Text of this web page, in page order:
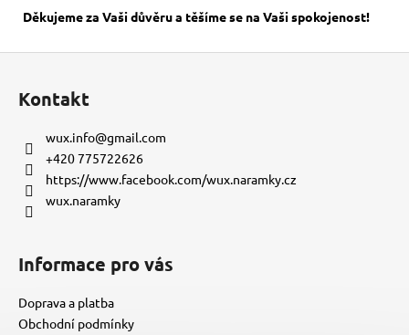
Děkujeme za Vaši důvěru a těšíme se na Vaši spokojenost!
Kontakt
wux.info@gmail.com
+420 775722626
https://www.facebook.com/wux.naramky.cz
wux.naramky
Informace pro vás
Doprava a platba
Obchodní podmínky